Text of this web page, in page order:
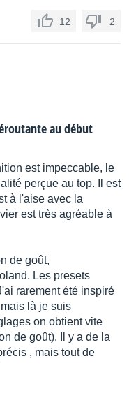
12 2
au début
est impeccable, le
perçue au top. Il est
à l'aise avec la
est très agréable à
de goût,
Les presets
rarement été inspiré
là je suis
on obtient vite
de goût). Il y a de la
, mais tout de